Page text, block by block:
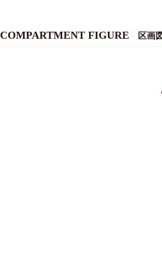
COMPARTMENT FIGURE 区画